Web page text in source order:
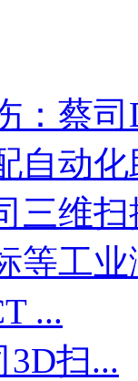
：蔡司
自动化
三维扫
等工业
...
3D扫...